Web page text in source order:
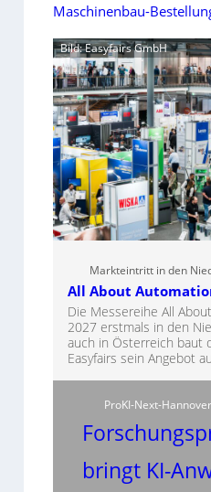
Maschinenbau-
Bild: Easyfairs GmbH
Markteintritt in den
All About
Die Messereihe All
2027 erstmals in den
auch in Österreich baut
Easyfairs sein Angebot
ProKI-Next-Hannover
bringt KI-